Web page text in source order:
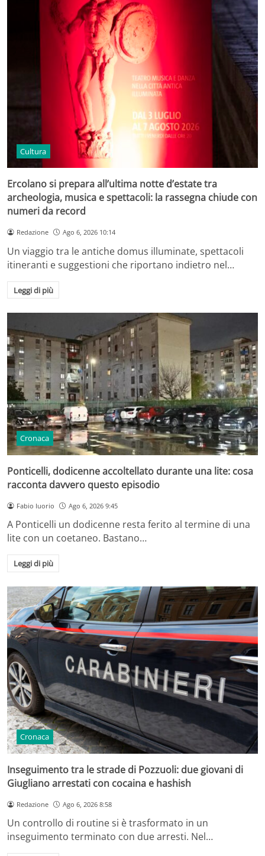
Cultura
Ercolano si prepara all’ultima notte d’estate tra
archeologia, musica e spettacoli: la rassegna chiude con
numeri da record
Redazione Ago 6, 2026 10:14
Un viaggio tra le antiche domus illuminate, spettacoli
itineranti e suggestioni che riportano indietro nel…
Leggi di più
Cronaca
Ponticelli, dodicenne accoltellato durante una lite: cosa
racconta davvero questo episodio
Fabio Iuorio Ago 6, 2026 9:45
A Ponticelli un dodicenne resta ferito al termine di una
lite con un coetaneo. Bastano…
Leggi di più
Cronaca
Inseguimento tra le strade di Pozzuoli: due giovani di
Giugliano arrestati con cocaina e hashish
Redazione Ago 6, 2026 8:58
Un controllo di routine si è trasformato in un
inseguimento terminato con due arresti. Nel…